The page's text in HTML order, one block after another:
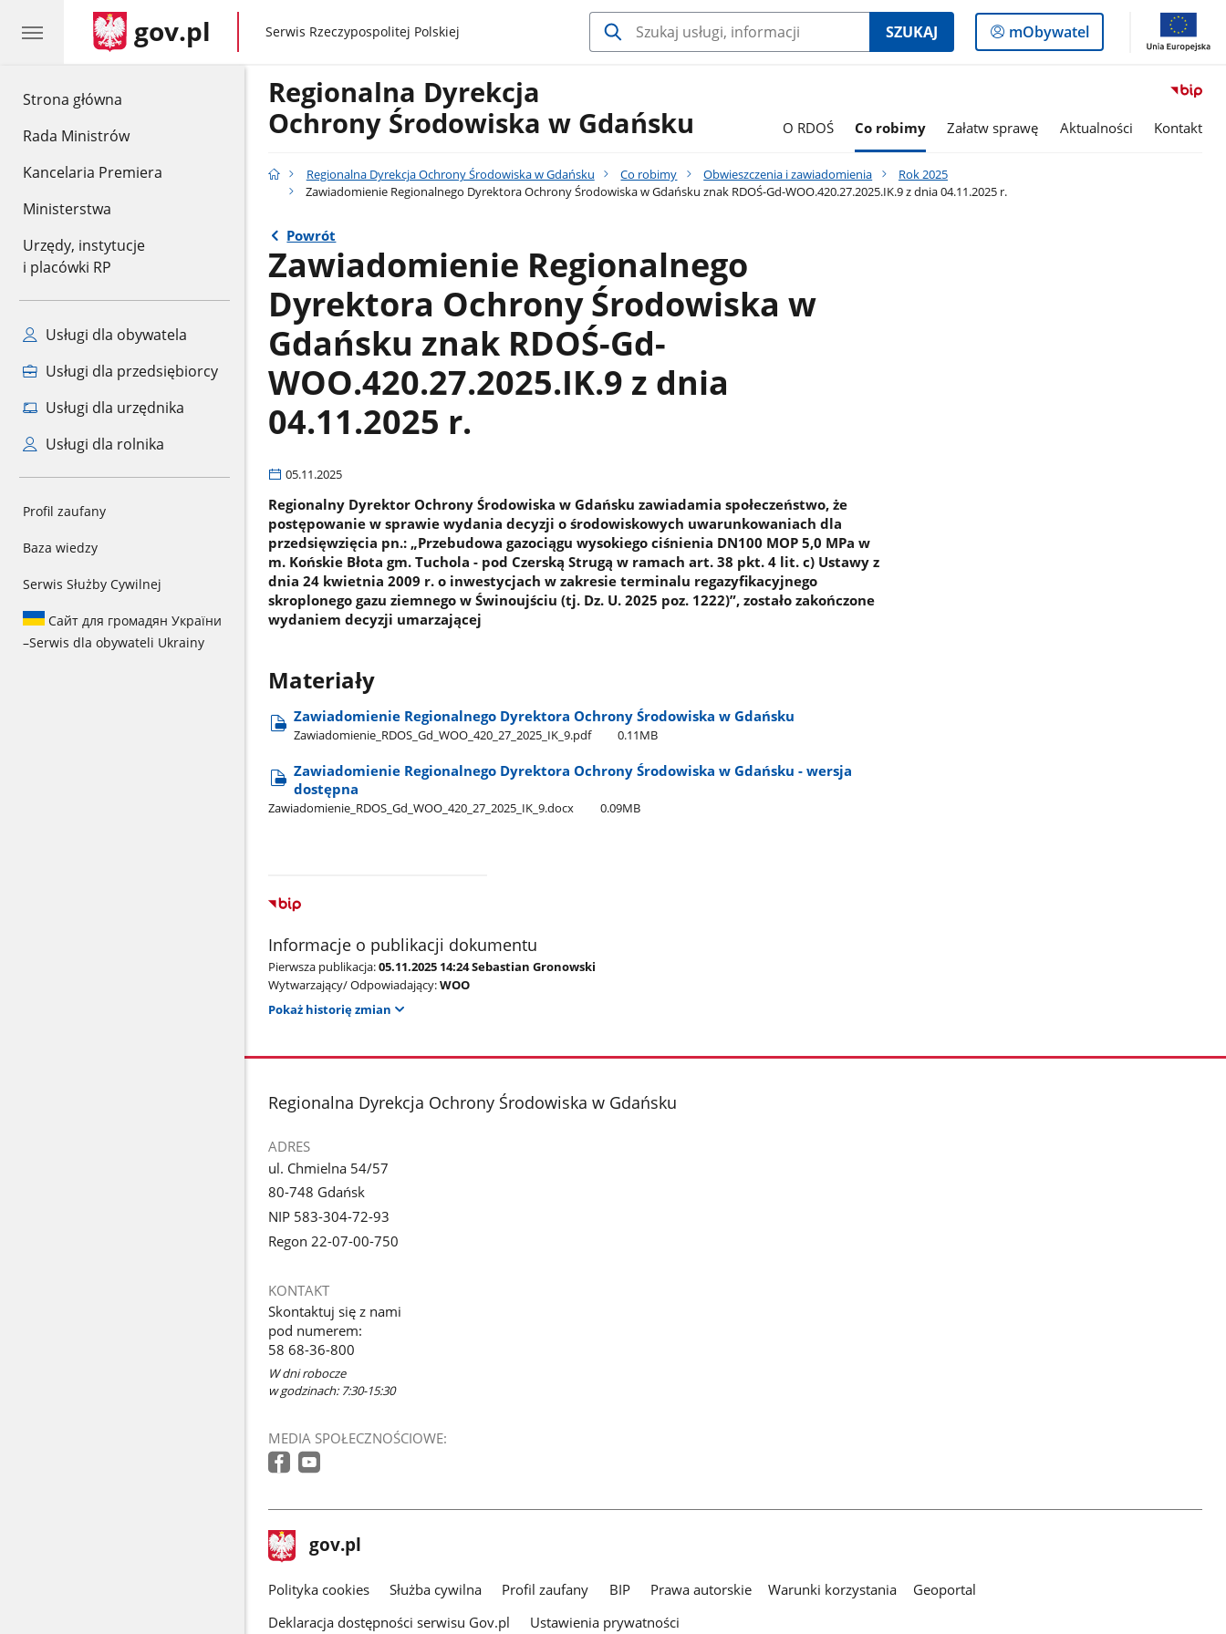
Strona główna
Rada Ministrów
Kancelaria Premiera
Ministerstwa
Urzędy, instytucje
i placówki RP
Usługi dla obywatela
Usługi dla przedsiębiorcy
Usługi dla urzędnika
Usługi dla rolnika
Profil zaufany
Baza wiedzy
Serwis Służby Cywilnej
Сайт для громадян України
–Serwis dla obywateli Ukrainy
gov.pl gov.pl
Serwis Rzeczypospolitej Polskiej SZUKAJ
Logowanie
do
mObywatel
Regionalna Dyrekcja
Ochrony Środowiska w Gdańsku
O RDOŚ Co robimy Załatw sprawę Aktualności Kontakt
Regionalna Dyrekcja Ochrony Środowiska w Gdańsku Co robimy Obwieszczenia i zawiadomienia
Rok 2025
Zawiadomienie Regionalnego Dyrektora Ochrony Środowiska w Gdańsku znak RDOŚ-Gd-WOO.420.27.2025.IK.9 z dnia 04.11.2025 r.
Powrót
Zawiadomienie Regionalnego
Dyrektora Ochrony Środowiska w
Gdańsku znak RDOŚ-Gd-
WOO.420.27.2025.IK.9 z dnia
04.11.2025 r.
05.11.2025
Regionalny Dyrektor Ochrony Środowiska w Gdańsku zawiadamia społeczeństwo, że
postępowanie w sprawie wydania decyzji o środowiskowych uwarunkowaniach dla
przedsięwzięcia pn.: „Przebudowa gazociągu wysokiego ciśnienia DN100 MOP 5,0 MPa w
m. Końskie Błota gm. Tuchola - pod Czerską Strugą w ramach art. 38 pkt. 4 lit. c) Ustawy z
dnia 24 kwietnia 2009 r. o inwestycjach w zakresie terminalu regazyfikacyjnego
skroplonego gazu ziemnego w Świnoujściu (tj. Dz. U. 2025 poz. 1222)”, zostało zakończone
wydaniem decyzji umarzającej
Materiały
Zawiadomienie Regionalnego Dyrektora Ochrony Środowiska w Gdańsku
Zawiadomienie​_RDOS​_Gd​_WOO​_420​_27​_2025​_IK​_9.pdf 0.11MB
Zawiadomienie Regionalnego Dyrektora Ochrony Środowiska w Gdańsku - wersja
dostępna
Zawiadomienie​_RDOS​_Gd​_WOO​_420​_27​_2025​_IK​_9.docx 0.09MB
Informacje o publikacji dokumentu
Pierwsza publikacja:05.11.2025 14:24 Sebastian Gronowski
Wytwarzający/ Odpowiadający:WOO
Pokaż historię zmian
stopka
Regionalna Dyrekcja Ochrony Środowiska w Gdańsku
ADRES
ul. Chmielna 54/57
80-748 Gdańsk
NIP 583-304-72-93
Regon 22-07-00-750
KONTAKT
Skontaktuj się z nami
pod numerem:
58 68-36-800
W dni robocze
w godzinach: 7:30-15:30
MEDIA SPOŁECZNOŚCIOWE:
stopka
gov.pl Strona
gov.pl
gov.pl
Polityka cookies Służba cywilna Profil zaufany BIP Prawa autorskie Warunki korzystania
Geoportal
Deklaracja dostępności serwisu Gov.pl
Ustawienia prywatności